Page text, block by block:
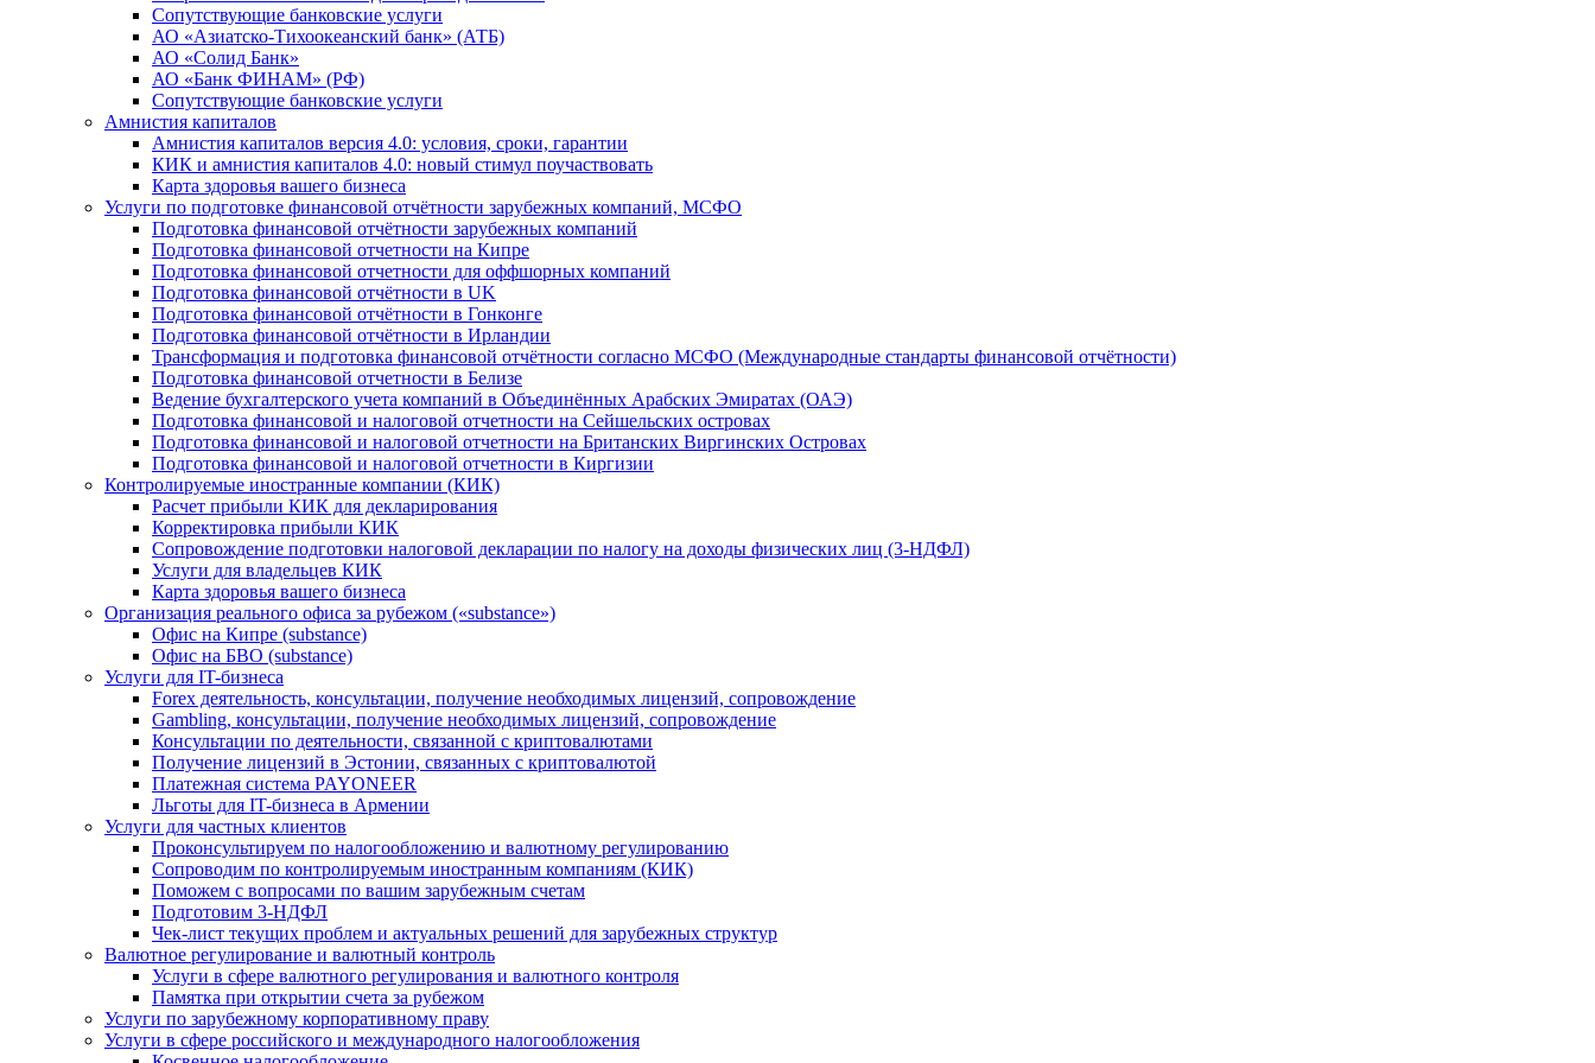
Сопутствующие банковские услуги
АО «Азиатско-Тихоокеанский банк» (АТБ)
АО «Солид Банк»
АО «Банк ФИНАМ» (РФ)
Сопутствующие банковские услуги
Амнистия капиталов
Амнистия капиталов версия 4.0: условия, сроки, гарантии
КИК и амнистия капиталов 4.0: новый стимул поучаствовать
Карта здоровья вашего бизнеса
Услуги по подготовке финансовой отчётности зарубежных компаний, МСФО
Подготовка финансовой отчётности зарубежных компаний
Подготовка финансовой отчетности на Кипре
Подготовка финансовой отчетности для оффшорных компаний
Подготовка финансовой отчётности в UK
Подготовка финансовой отчётности в Гонконге
Подготовка финансовой отчётности в Ирландии
Трансформация и подготовка финансовой отчётности согласно МСФО (Международные стандарты финансовой отчётности)
Подготовка финансовой отчетности в Белизе
Ведение бухгалтерского учета компаний в Объединённых Арабских Эмиратах (ОАЭ)
Подготовка финансовой и налоговой отчетности на Сейшельских островах
Подготовка финансовой и налоговой отчетности на Британских Виргинских Островах
Подготовка финансовой и налоговой отчетности в Киргизии
Контролируемые иностранные компании (КИК)
Расчет прибыли КИК для декларирования
Корректировка прибыли КИК
Сопровождение подготовки налоговой декларации по налогу на доходы физических лиц (3-НДФЛ)
Услуги для владельцев КИК
Карта здоровья вашего бизнеса
Организация реального офиса за рубежом («substance»)
Офис на Кипре (substance)
Офис на БВО (substance)
Услуги для IT-бизнеса
Forex деятельность, консультации, получение необходимых лицензий, сопровождение
Gambling, консультации, получение необходимых лицензий, сопровождение
Консультации по деятельности, связанной с криптовалютами
Получение лицензий в Эстонии, связанных с криптовалютой
Платежная система PAYONEER
Льготы для IT-бизнеса в Армении
Услуги для частных клиентов
Проконсультируем по налогообложению и валютному регулированию
Сопроводим по контролируемым иностранным компаниям (КИК)
Поможем с вопросами по вашим зарубежным счетам
Подготовим 3-НДФЛ
Чек-лист текущих проблем и актуальных решений для зарубежных структур
Валютное регулирование и валютный контроль
Услуги в сфере валютного регулирования и валютного контроля
Памятка при открытии счета за рубежом
Услуги по зарубежному корпоративному праву
Услуги в сфере российского и международного налогообложения